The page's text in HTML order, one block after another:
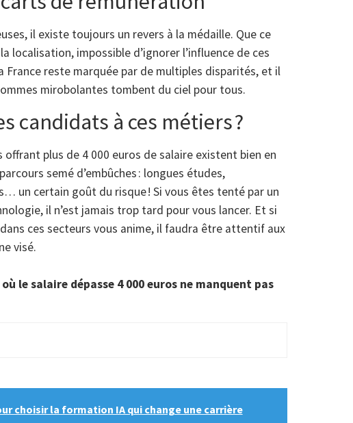
il existe toujours un revers à la médaille. Que ce
localisation, impossible d’ignorer l’influence de ces
France reste marquée par de multiples disparités, et il
mirobolantes tombent du ciel pour tous.
candidats à ces métiers ?
offrant plus de 4 000 euros de salaire existent bien en
semé d’embûches : longues études,
un certain goût du risque ! Si vous êtes tenté par un
il n’est jamais trop tard pour vous lancer. Et si
ces secteurs vous anime, il faudra être attentif aux
visé.
le salaire dépasse 4 000 euros ne manquent pas
choisir la formation IA qui change une carrière